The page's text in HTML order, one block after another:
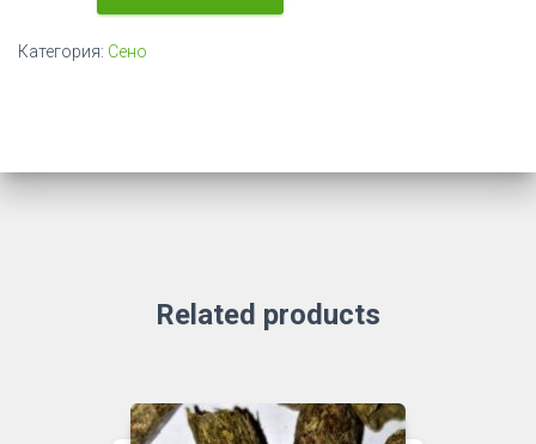
тюках
Категория: Сено
Related products